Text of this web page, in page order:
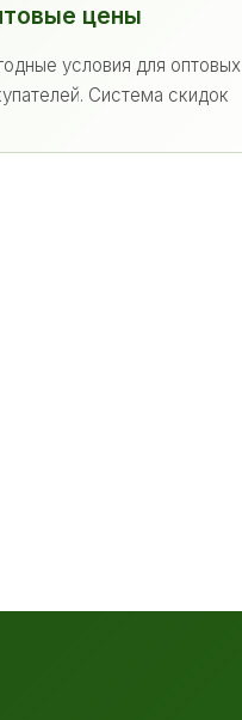
цены
условия для оптовых
Система скидок